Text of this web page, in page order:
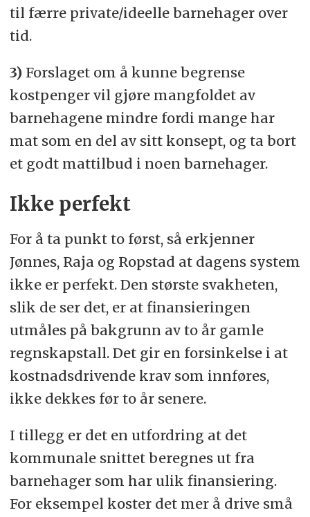
til færre private/ideelle barnehager over
tid.
3) Forslaget om å kunne begrense
kostpenger vil gjøre mangfoldet av
barnehagene mindre fordi mange har
mat som en del av sitt konsept, og ta bort
et godt mattilbud i noen barnehager.
Ikke perfekt
For å ta punkt to først, så erkjenner
Jønnes, Raja og Ropstad at dagens system
ikke er perfekt. Den største svakheten,
slik de ser det, er at finansieringen
utmåles på bakgrunn av to år gamle
regnskapstall. Det gir en forsinkelse i at
kostnadsdrivende krav som innføres,
ikke dekkes før to år senere.
I tillegg er det en utfordring at det
kommunale snittet beregnes ut fra
barnehager som har ulik finansiering.
For eksempel koster det mer å drive små